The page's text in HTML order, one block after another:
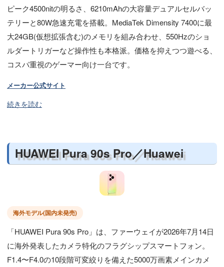
ピーク4500nitの明るさ、6210mAhの大容量デュアルセルバッ
テリーと80W急速充電を搭載。MediaTek Dimensity 7400に最
大24GB(仮想拡張含む)のメモリを組み合わせ、550Hzのショ
ルダートリガーなど操作性も本格派。価格を抑えつつ遊べる、
コスパ重視のゲーマー向け一台です。
メーカー公式サイト
続きを読む
HUAWEI Pura 90s Pro／Huawei
海外モデル(国内未発売)
「HUAWEI Pura 90s Pro」は、ファーウェイが2026年7月14日
に海外発表したカメラ特化のフラグシップスマートフォン。
F1.4〜F4.0の10段階可変絞りを備えた5000万画素メインカメ